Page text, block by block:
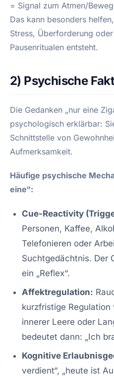
= Signal zum Atmen/
Das kann besonders
Stress, Überforderung
Pausenritualen entsteht.
2) Psychische
Die Gedanken „nur eine
psychologisch erklärbar:
Schnittstelle von
Aufmerksamkeit.
Häufige psychische
eine“:
Cue-Reactivity
Personen, Kaffee,
Telefonieren oder
Suchtgedächtnis. Der
ein „Reflex“.
Affektregulation:
kurzfristige Regulation
innerer Leere oder
bedeutet dann: „Ich
Kognitive
verdient“, „heute ist